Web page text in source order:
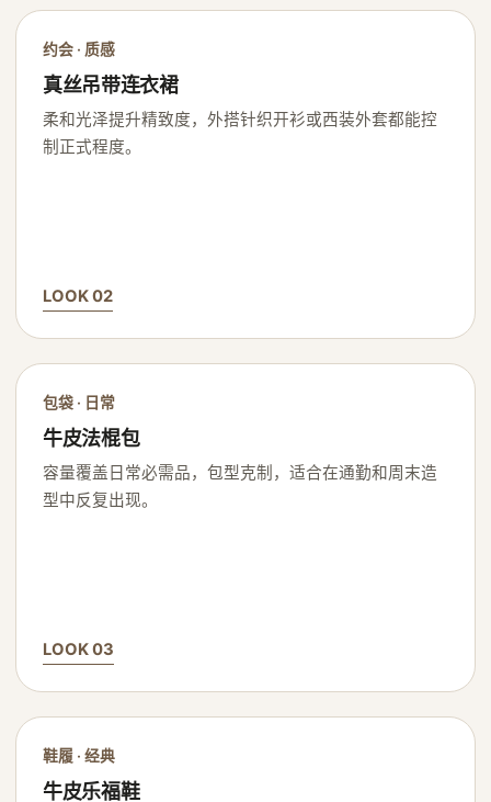
约会 · 质感
真丝吊带连衣裙
柔和光泽提升精致度，外搭针织开衫或西装外套都能控
制正式程度。
LOOK 02
包袋 · 日常
牛皮法棍包
容量覆盖日常必需品，包型克制，适合在通勤和周末造
型中反复出现。
LOOK 03
鞋履 · 经典
牛皮乐福鞋